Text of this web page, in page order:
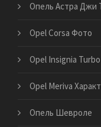
Опель Астра Джи
Opel Corsa Фото
Opel Insignia
Opel Meriva
Опель Шевроле